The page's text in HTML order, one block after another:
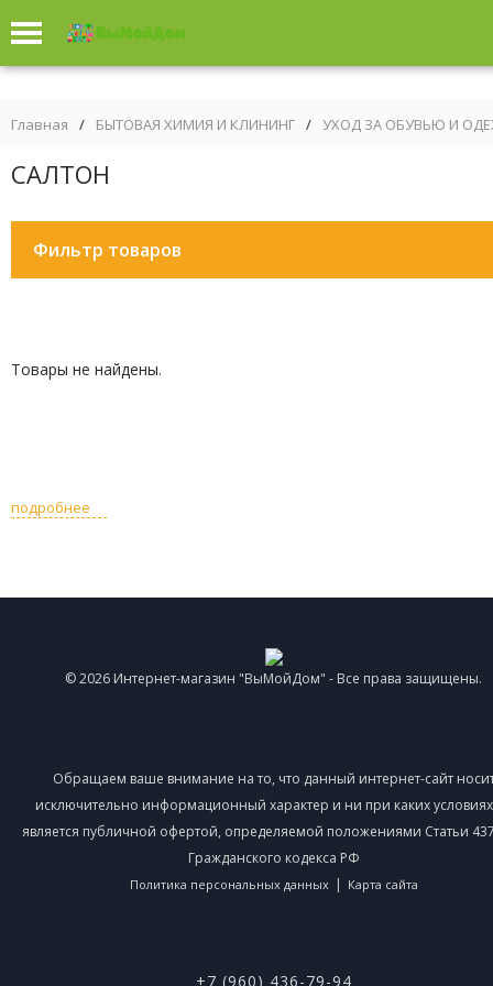
Главная / БЫТОВАЯ ХИМИЯ И КЛИНИНГ / УХОД ЗА ОБУВЬЮ И
САЛТОН
Фильтр товаров
Товары не найдены.
подробнее
© 2026 Интернет-магазин "ВыМойДом" - Все права защищены.
Обращаем ваше внимание на то, что данный интернет-сайт
исключительно информационный характер и ни при каких
является публичной офертой, определяемой положениями Статьи
Гражданского кодекса РФ
Политика персональных данных | Карта сайта
+7 (960) 436-79-94